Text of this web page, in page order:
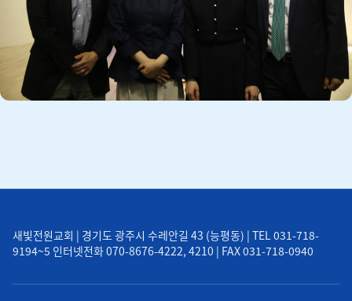
새빛전원교회 | 경기도 광주시 수레안길 43 (능평동) | TEL 031-718-
9194~5 인터넷전화 070-8676-4222, 4210 | FAX 031-718-0940